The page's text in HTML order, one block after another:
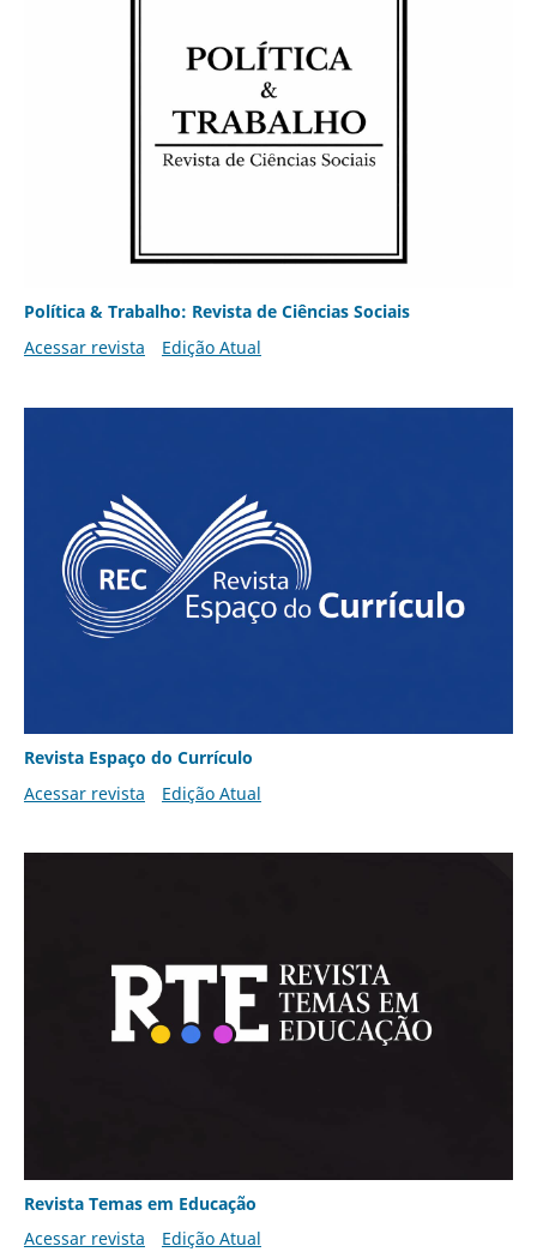
Política & Trabalho: Revista de Ciências Sociais
Acessar revista
Edição Atual
Revista Espaço do Currículo
Acessar revista
Edição Atual
Revista Temas em Educação
Acessar revista
Edição Atual